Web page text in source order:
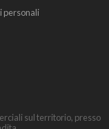
personali
sul territorio, presso